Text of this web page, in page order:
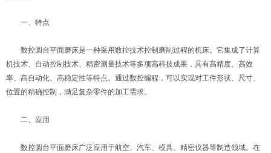
一、特点
数控圆台平面磨床是一种采用数控技术控制磨削过程的机床。它集成了计算
机技术、自动控制技术、精密测量技术等多项高科技成果，具有高精度、高效
率、高自动化、高稳定性等特点。通过数控编程，可以实现对工件形状、尺寸、
位置的精确控制，满足复杂零件的加工需求。
二、应用
数控圆台平面磨床广泛应用于航空、汽车、模具、精密仪器等制造领域。在